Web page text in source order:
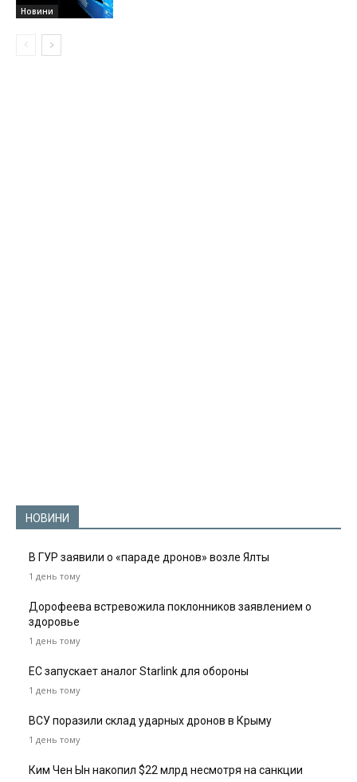
Новини
НОВИНИ
В ГУР заявили о «параде дронов» возле Ялты
1 день тому
Дорофеева встревожила поклонников заявлением о
здоровье
1 день тому
ЕС запускает аналог Starlink для обороны
1 день тому
ВСУ поразили склад ударных дронов в Крыму
1 день тому
Ким Чен Ын накопил $22 млрд несмотря на санкции